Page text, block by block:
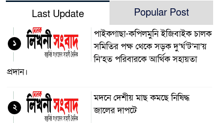
Last Update Popular Post
পাইকগাছা-কপিলমুনি ইজিবাইক চালক
সমিতির পক্ষ থেকে সড়ক দু’র্ঘ’ট’না’য়
নি’হত পরিবারকে আর্থিক সহায়তা
প্রদান।
১
মদনে দেশীয় মাছ কমছে নিষিদ্ধ
জালের দাপটে
২